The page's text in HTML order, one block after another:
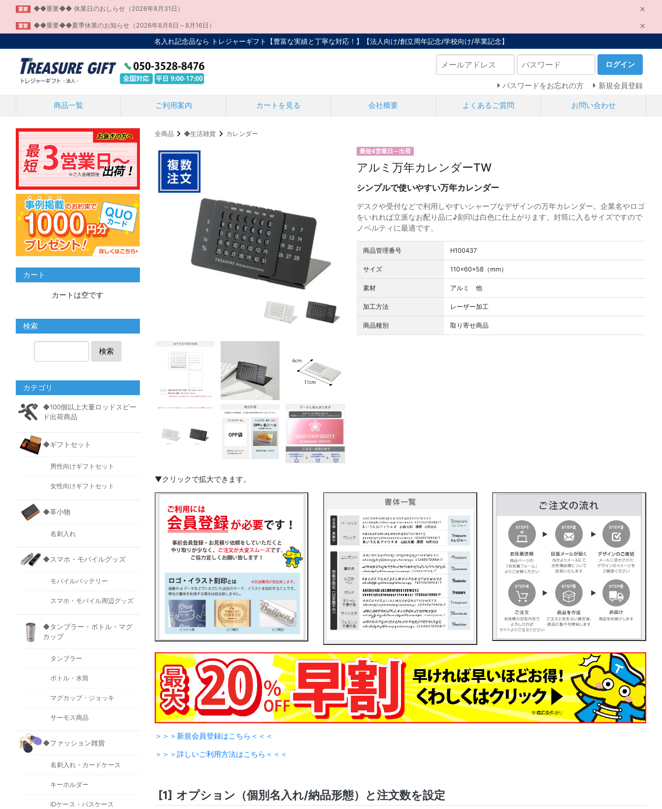
重要 ◆◆重要◆◆ 休業日のおしらせ（2026年8月31日）
重要 ◆◆重要◆◆夏季休業のお知らせ（2026年8月8日～8月16日）
名入れ記念品なら トレジャーギフト【豊富な実績と丁寧な対応！】 【法人向け/創立周年記念/学校向け/卒業記念】
ログイン
パスワードをお忘れの方 新規会員登録
商品一覧 ご利用案内 カートを見る 会社概要 よくあるご質問 お問い合わせ
全商品 ◆生活雑貨 カレンダー
最短4営業日～出荷
アルミ万年カレンダーTW
シンプルで使いやすい万年カレンダー
デスクや受付などで利用しやすいシャープなデザインの万年カレンダー。企業名やロゴ
をいれれば立派なお配り品に♪刻印は白色に仕上がります。封筒に入るサイズですので
ノベルティに最適です。
商品管理番号 H100437
サイズ 110×60×58（mm）
素材 アルミ 他
加工方法 レーザー加工
商品種別 取り寄せ商品
▼クリックで拡大できます。
＞＞＞新規会員登録はこちら＜＜＜
＞＞＞詳しいご利用方法はこちら＜＜＜
[1] オプション（個別名入れ/納品形態）と注文数を設定
カート
カートは空です
検索
検索
カテゴリ
◆100個以上大量ロッドスピー
ド出荷商品
◆ギフトセット
男性向けギフトセット
女性向けギフトセット
◆革小物
名刺入れ
◆スマホ・モバイルグッズ
モバイルバッテリー
スマホ・モバイル周辺グッズ
◆タンブラー・ボトル・マグ
カップ
タンブラー
ボトル・水筒
マグカップ・ジョッキ
サーモス商品
◆ファッション雑貨
名刺入れ・カードケース
キーホルダー
IDケース・パスケース